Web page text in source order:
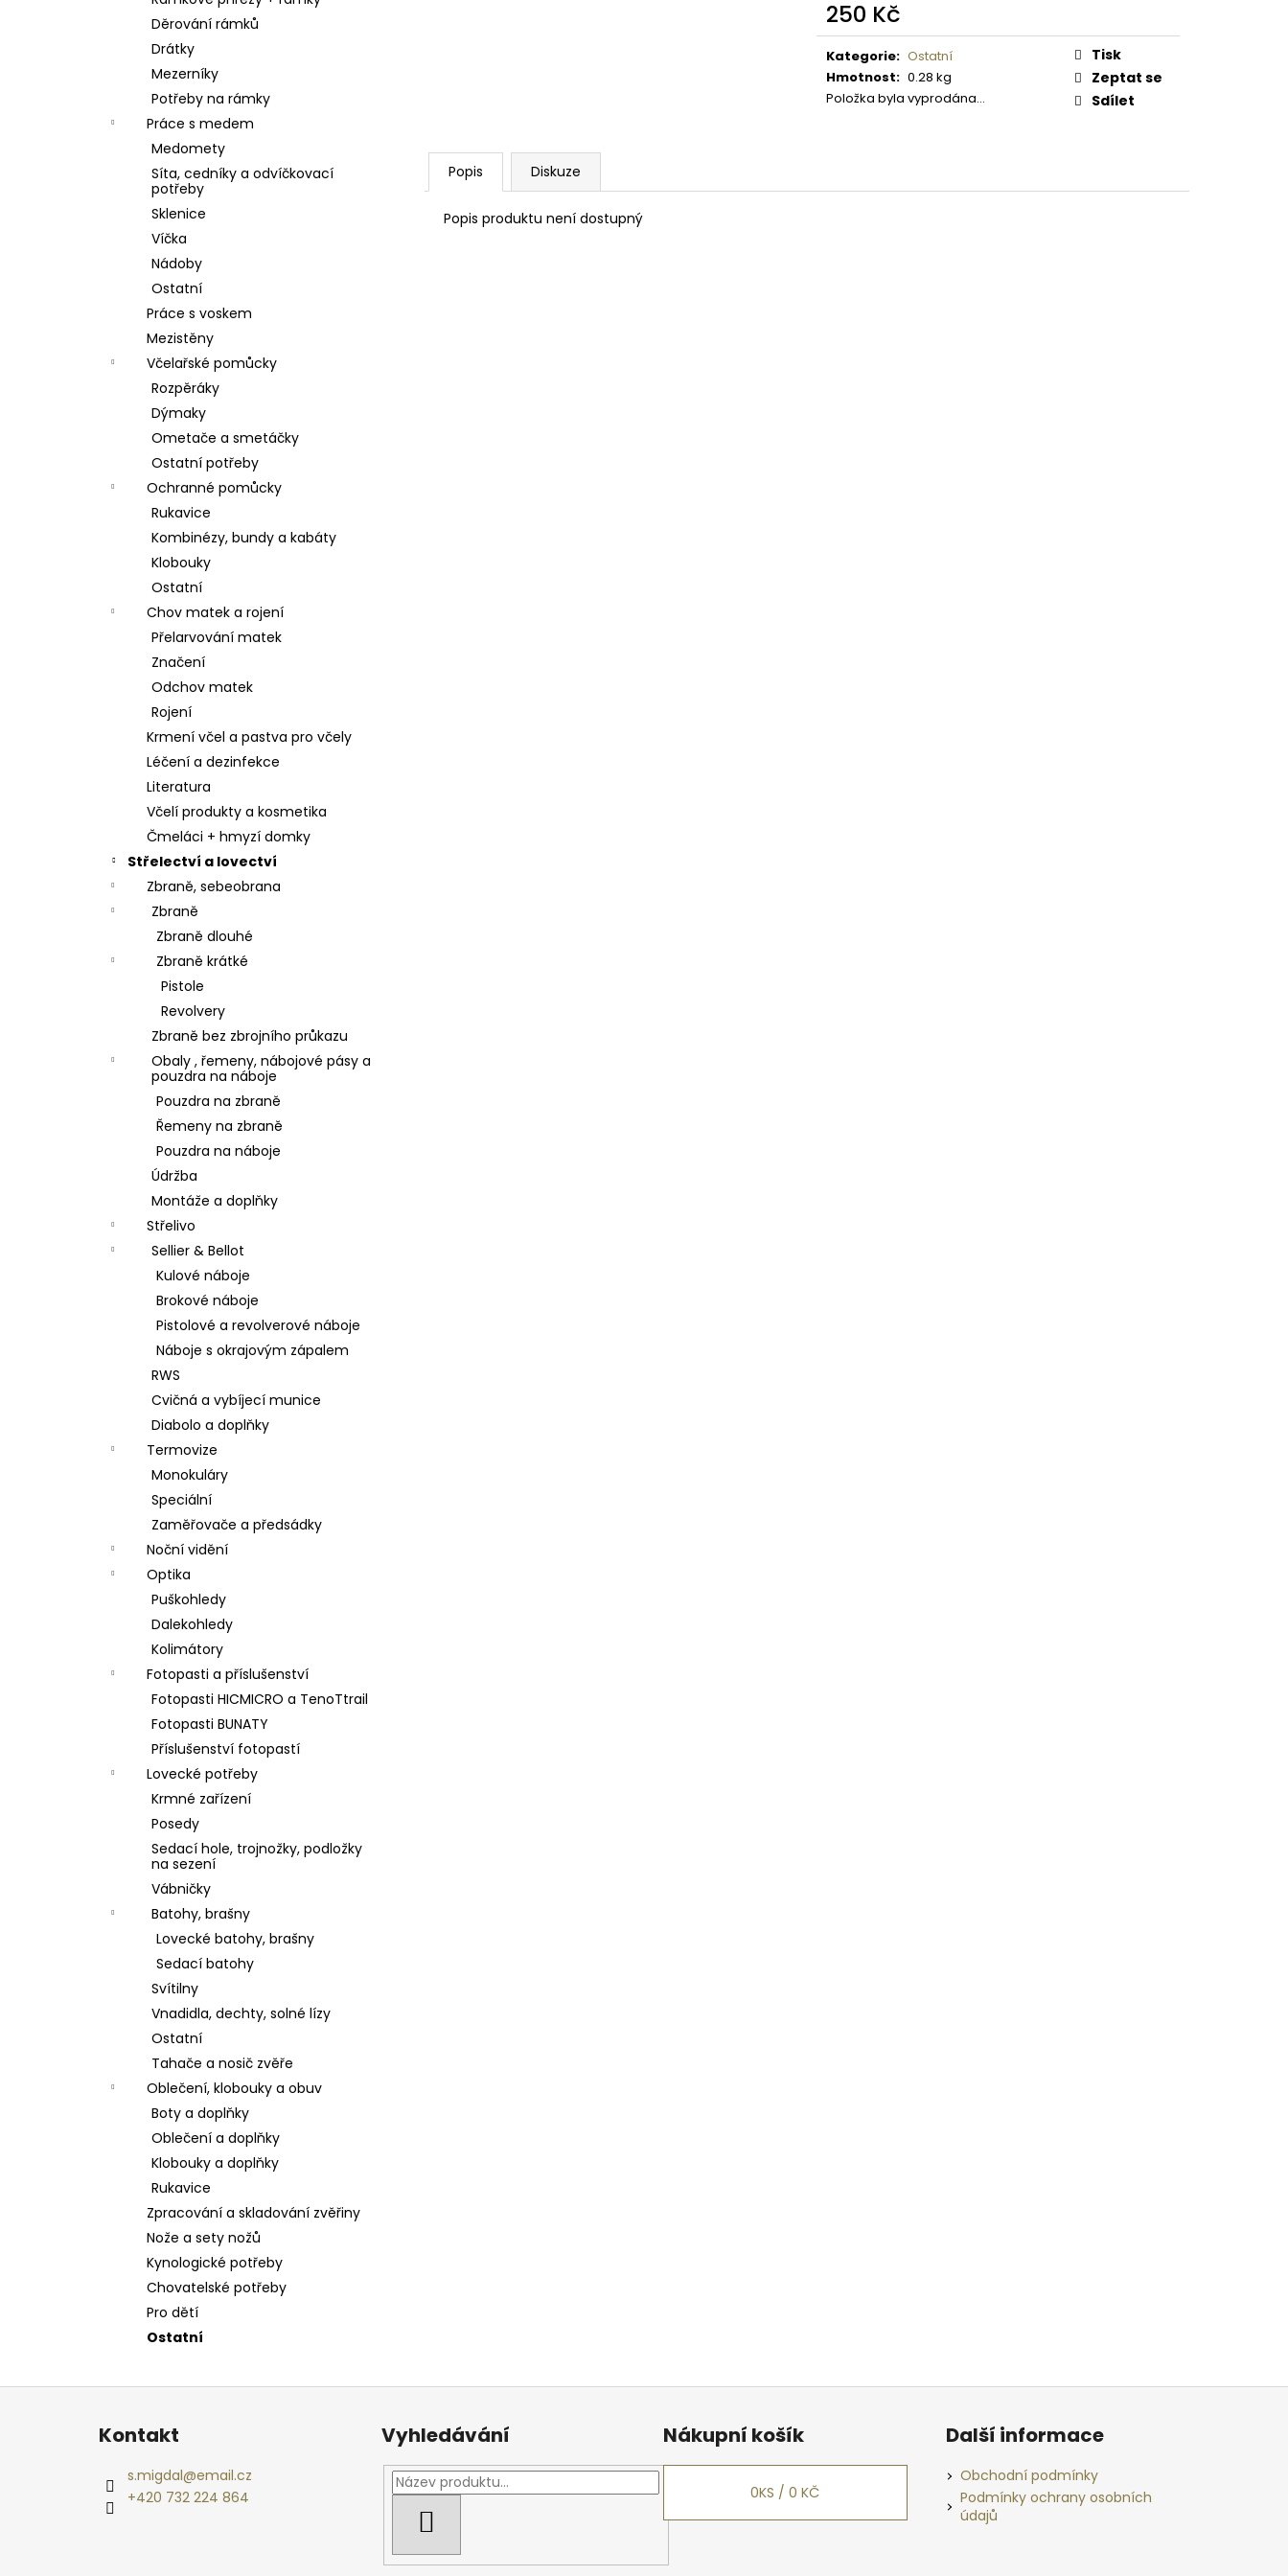
Děrování rámků
Drátky
Mezerníky
Potřeby na rámky
Práce s medem
Medomety
Síta, cedníky a odvíčkovací
potřeby
Sklenice
Víčka
Nádoby
Ostatní
Práce s voskem
Mezistěny
Včelařské pomůcky
Rozpěráky
Dýmaky
Ometače a smetáčky
Ostatní potřeby
Ochranné pomůcky
Rukavice
Kombinézy, bundy a kabáty
Klobouky
Ostatní
Chov matek a rojení
Přelarvování matek
Značení
Odchov matek
Rojení
Krmení včel a pastva pro včely
Léčení a dezinfekce
Literatura
Včelí produkty a kosmetika
Čmeláci + hmyzí domky
Střelectví a lovectví
Zbraně, sebeobrana
Zbraně
Zbraně dlouhé
Zbraně krátké
Pistole
Revolvery
Zbraně bez zbrojního průkazu
Obaly , řemeny, nábojové pásy a
pouzdra na náboje
Pouzdra na zbraně
Řemeny na zbraně
Pouzdra na náboje
Údržba
Montáže a doplňky
Střelivo
Sellier & Bellot
Kulové náboje
Brokové náboje
Pistolové a revolverové náboje
Náboje s okrajovým zápalem
RWS
Cvičná a vybíjecí munice
Diabolo a doplňky
Termovize
Monokuláry
Speciální
Zaměřovače a předsádky
Noční vidění
Optika
Puškohledy
Dalekohledy
Kolimátory
Fotopasti a příslušenství
Fotopasti HICMICRO a TenoTtrail
Fotopasti BUNATY
Příslušenství fotopastí
Lovecké potřeby
Krmné zařízení
Posedy
Sedací hole, trojnožky, podložky
na sezení
Vábničky
Batohy, brašny
Lovecké batohy, brašny
Sedací batohy
Svítilny
Vnadidla, dechty, solné lízy
Ostatní
Tahače a nosič zvěře
Oblečení, klobouky a obuv
Boty a doplňky
Oblečení a doplňky
Klobouky a doplňky
Rukavice
Zpracování a skladování zvěřiny
Nože a sety nožů
Kynologické potřeby
Chovatelské potřeby
Pro dětí
Ostatní
250 Kč
Měrná
cena:
Kategorie: Ostatní
Hmotnost: 0.28 kg
Položka byla vyprodána…
Tisk
Zeptat se
Sdílet
Popis Diskuze
Popis produktu není dostupný
SKLENICE SVAZOVÁ VČELA 770ML BEZ CVIČNÁ MUNICE – PISTOLE KAL. .9 MM
Z
Kontakt
s.migdal@email.cz
+420 732 224 864
Vyhledávání Nákupní košík
0KS /0 KČ
Další informace
Obchodní podmínky
Podmínky ochrany osobních
údajů